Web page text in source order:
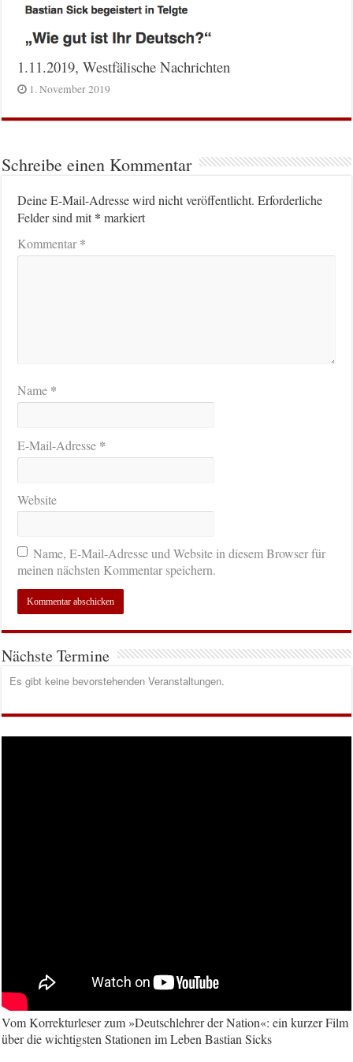
1.11.2019, Westfälische Nachrichten
1. November 2019
Schreibe einen Kommentar
Deine E-Mail-Adresse wird nicht veröffentlicht. Erforderliche
Felder sind mit* markiert
Kommentar*
Name *
E-Mail-Adresse *
Website
Name, E-Mail-Adresse und Website in diesem Browser für
meinen nächsten Kommentar speichern.
Nächste Termine
Es gibt keine bevorstehenden Veranstaltungen.
Vom Korrekturleser zum »Deutschlehrer der Nation«: ein kurzer Film
über die wichtigsten Stationen im Leben Bastian Sicks